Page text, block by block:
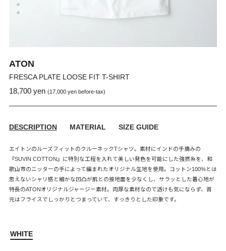
ATON
FRESCA PLATE LOOSE FIT T-SHIRT
通
価
販
価
18,700 yen (17,000 yen before-tax)
DESCRIPTION MATERIAL SIZE GUIDE
エイトンのルーズフィットのクルーネックTシャツ。素材にインドの手摘みの
『SUVIN COTTON』に特別な工程を入れて美しい発色を可能にした強撚糸を、和
歌山市のニッターの手によって編まれたオリジナル生地を使用。コットン100%とは
思えないシャリ感と細かな凹凸が肌との接地面を少なくし、サラッとした着心地が
特長のATONオリジナルジャージー素材。肉厚な素材なので透けも気にならず、首
元はフライスでしっかりとつまっていて、すっきりとした印象です。
WHITE